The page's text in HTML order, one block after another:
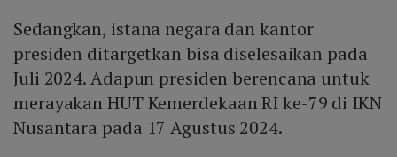
Sedangkan, istana negara dan kantor
presiden ditargetkan bisa diselesaikan pada
Juli 2024. Adapun presiden berencana untuk
merayakan HUT Kemerdekaan RI ke-79 di IKN
Nusantara pada 17 Agustus 2024.